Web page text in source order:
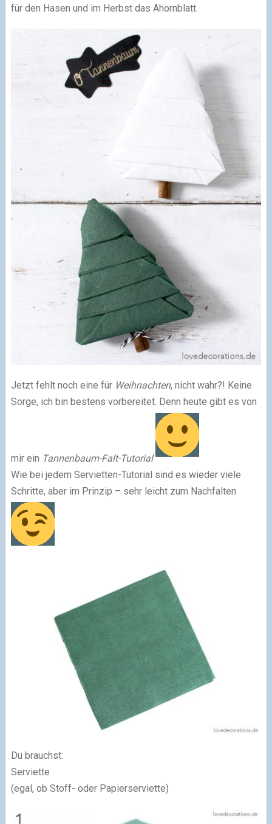
für den Hasen und im Herbst das Ahornblatt.
Jetzt fehlt noch eine für Weihnachten, nicht wahr?! Keine
Sorge, ich bin bestens vorbereitet. Denn heute gibt es von
mir ein Tannenbaum-Falt-Tutorial
Wie bei jedem Servietten-Tutorial sind es wieder viele
Schritte, aber im Prinzip – sehr leicht zum Nachfalten
Du brauchst:
Serviette
(egal, ob Stoff- oder Papierserviette)